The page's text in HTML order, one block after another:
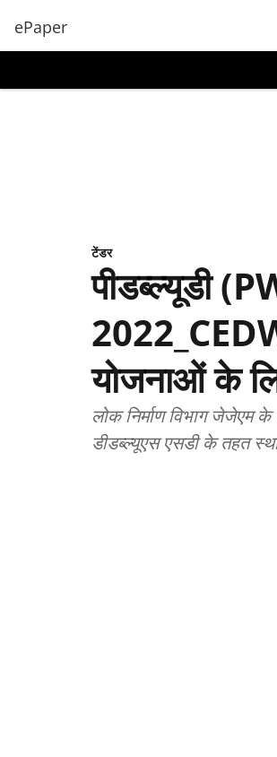
ePaper
टेंडर
पीडब्ल्यूडी
योजनाओं के
लोक निर्माण विभाग जेजेएम
डीडब्ल्यूएस एसडी के तहत